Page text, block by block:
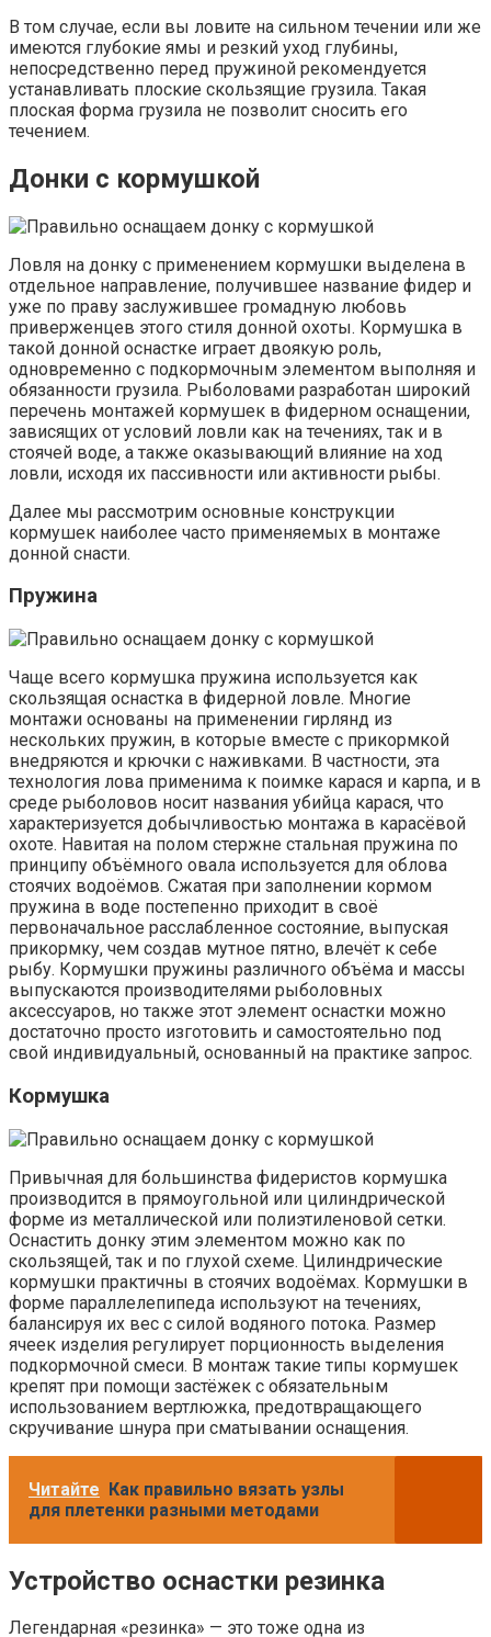
В том случае, если вы ловите на сильном течении или же
имеются глубокие ямы и резкий уход глубины,
непосредственно перед пружиной рекомендуется
устанавливать плоские скользящие грузила. Такая
плоская форма грузила не позволит сносить его
течением.
Донки с кормушкой
Ловля на донку с применением кормушки выделена в
отдельное направление, получившее название фидер и
уже по праву заслужившее громадную любовь
приверженцев этого стиля донной охоты. Кормушка в
такой донной оснастке играет двоякую роль,
одновременно с подкормочным элементом выполняя и
обязанности грузила. Рыболовами разработан широкий
перечень монтажей кормушек в фидерном оснащении,
зависящих от условий ловли как на течениях, так и в
стоячей воде, а также оказывающий влияние на ход
ловли, исходя их пассивности или активности рыбы.
Далее мы рассмотрим основные конструкции
кормушек наиболее часто применяемых в монтаже
донной снасти.
Пружина
Чаще всего кормушка пружина используется как
скользящая оснастка в фидерной ловле. Многие
монтажи основаны на применении гирлянд из
нескольких пружин, в которые вместе с прикормкой
внедряются и крючки с наживками. В частности, эта
технология лова применима к поимке карася и карпа, и в
среде рыболовов носит названия убийца карася, что
характеризуется добычливостью монтажа в карасёвой
охоте. Навитая на полом стержне стальная пружина по
принципу объёмного овала используется для облова
стоячих водоёмов. Сжатая при заполнении кормом
пружина в воде постепенно приходит в своё
первоначальное расслабленное состояние, выпуская
прикормку, чем создав мутное пятно, влечёт к себе
рыбу. Кормушки пружины различного объёма и массы
выпускаются производителями рыболовных
аксессуаров, но также этот элемент оснастки можно
достаточно просто изготовить и самостоятельно под
свой индивидуальный, основанный на практике запрос.
Кормушка
Привычная для большинства фидеристов кормушка
производится в прямоугольной или цилиндрической
форме из металлической или полиэтиленовой сетки.
Оснастить донку этим элементом можно как по
скользящей, так и по глухой схеме. Цилиндрические
кормушки практичны в стоячих водоёмах. Кормушки в
форме параллелепипеда используют на течениях,
балансируя их вес с силой водяного потока. Размер
ячеек изделия регулирует порционность выделения
подкормочной смеси. В монтаж такие типы кормушек
крепят при помощи застёжек с обязательным
использованием вертлюжка, предотвращающего
скручивание шнура при сматывании оснащения.
Читайте Как правильно вязать узлы
для плетенки разными методами
Устройство оснастки резинка
Легендарная «резинка» — это тоже одна из